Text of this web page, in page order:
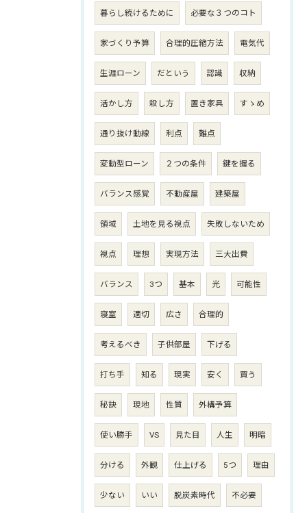
暮らし続けるために 必要な３つのコト
家づくり予算 合理的圧縮方法 電気代
生涯ローン だという 認識 収納
活かし方 殺し方 置き家具 すゝめ
通り抜け動線 利点 難点
変動型ローン ２つの条件 鍵を握る
バランス感覚 不動産屋 建築屋
領域 土地を見る視点 失敗しないため
視点 理想 実現方法 三大出費
バランス 3つ 基本 光 可能性
寝室 適切 広さ 合理的
考えるべき 子供部屋 下げる
打ち手 知る 現実 安く 買う
秘訣 現地 性質 外構予算
使い勝手 VS 見た目 人生 明暗
分ける 外観 仕上げる 5つ 理由
少ない いい 脱炭素時代 不必要